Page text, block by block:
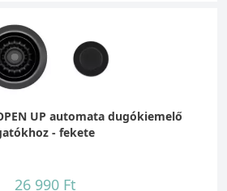
UP automata dugókiemelő
- fekete
26 990 Ft